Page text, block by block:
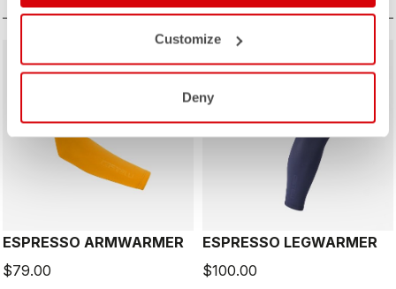
Customize
Deny
ESPRESSO ARMWARMER
$79.00
ESPRESSO LEGWARMER
$100.00